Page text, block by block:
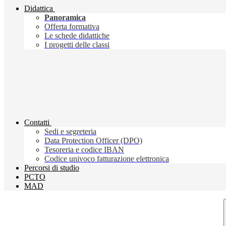
Didattica
Panoramica
Offerta formativa
Le schede didattiche
I progetti delle classi
Contatti
Sedi e segreteria
Data Protection Officer (DPO)
Tesoreria e codice IBAN
Codice univoco fatturazione elettronica
Percorsi di studio
PCTO
MAD